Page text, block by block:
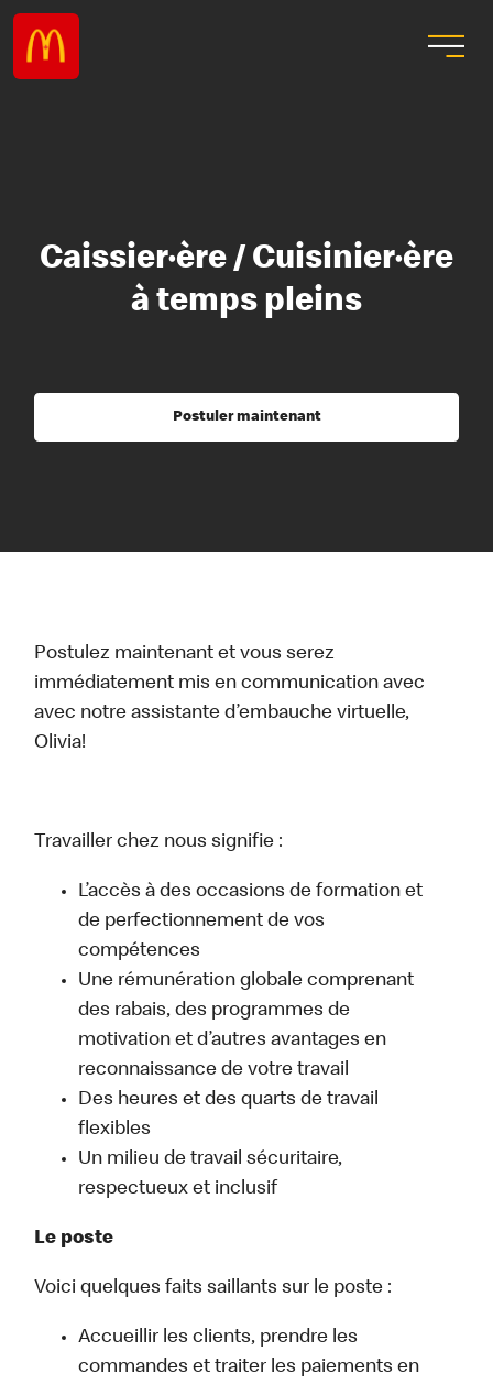
Caissier·ère / Cuisinier·ère
à temps pleins
Postuler maintenant
Postulez maintenant et vous serez
immédiatement mis en communication avec
avec notre assistante d’embauche virtuelle,
Olivia!
Travailler chez nous signifie :
L’accès à des occasions de formation et
de perfectionnement de vos
compétences
Une rémunération globale comprenant
des rabais, des programmes de
motivation et d’autres avantages en
reconnaissance de votre travail
Des heures et des quarts de travail
flexibles
Un milieu de travail sécuritaire,
respectueux et inclusif
Le poste
Voici quelques faits saillants sur le poste :
Accueillir les clients, prendre les
commandes et traiter les paiements en